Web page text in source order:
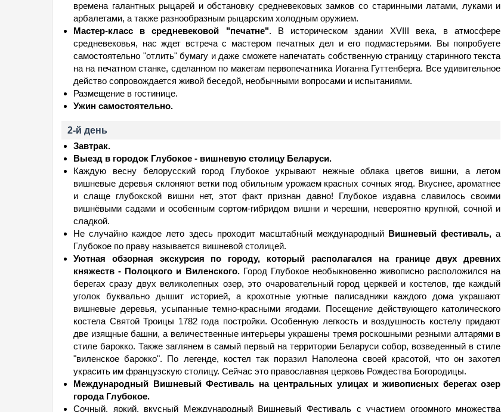
времена галантных рыцарей и обстановку средневековых замков со старинными латами, луками и
арбалетами, а также разнообразным рыцарским холодным оружием.
Мастер-класс в средневековой "печатне". В историческом здании XVIII века, в атмосфере
средневековья, нас ждет встреча с мастером печатных дел и его подмастерьями. Вы попробуете
самостоятельно "отлить" бумагу и даже сможете напечатать собственную страницу старинного текста
на на печатном станке, сделанном по макетам первопечатника Иоганна Гуттенберга. Все удивительное
действо сопровождается живой беседой, необычными вопросами и испытаниями.
Размещение в гостинице.
Ужин самостоятельно.
2-й день
Завтрак.
Выезд в городок Глубокое - вишневую столицу Беларуси.
Каждую весну белорусский город Глубокое укрывают нежные облака цветов вишни, а летом
вишневые деревья склоняют ветки под обильным урожаем красных сочных ягод. Вкуснее, ароматнее
и слаще глубокской вишни нет, этот факт признан давно! Глубокое издавна славилось своими
вишнёвыми садами и особенным сортом-гибридом вишни и черешни, невероятно крупной, сочной и
сладкой.
Не случайно каждое лето здесь проходит масштабный международныйВишневый фестиваль, а
Глубокое по праву называется вишневой столицей.
Уютная обзорная экскурсия по городу, который располагался на границе двух древних
княжеств - Полоцкого и Виленского.Город Глубокое необыкновенно живописно расположился на
берегах сразу двух великолепных озер, это очаровательный город церквей и костелов, где каждый
уголок буквально дышит историей, а крохотные уютные палисадники каждого дома украшают
вишневые деревья, усыпанные темно-красными ягодами. Посещение действующего католического
костела Святой Троицы 1782 года постройки. Особенную легкость и воздушность костелу придают
две изящные башни, а величественные интерьеры украшены тремя роскошными резными алтарями в
стиле барокко. Также заглянем в самый первый на территории Беларуси собор, возведенный в стиле
"виленское барокко". По легенде, костел так поразил Наполеона своей красотой, что он захотел
украсить им французскую столицу. Сейчас это православная церковь Рождества Богородицы.
Международный Вишневый Фестиваль на центральных улицах и живописных берегах озер
города Глубокое.
Сочный, яркий, вкусный Международный Вишневый Фестиваль с участием огромного множества